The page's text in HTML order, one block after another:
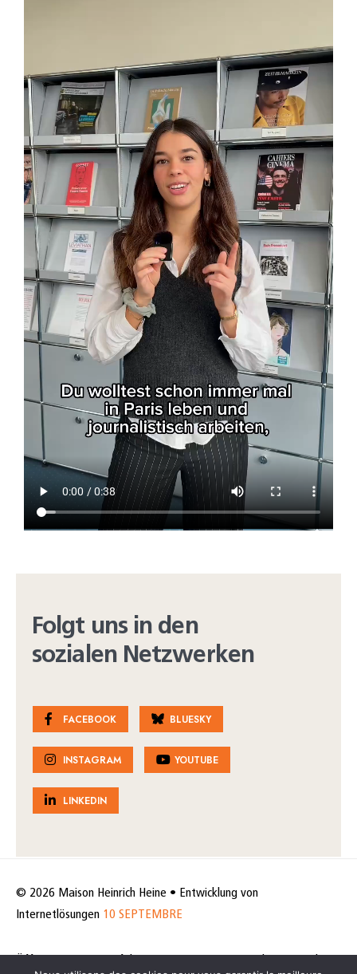
Folgt uns in den
sozialen Netzwerken
FACEBOOK BLUESKY
INSTAGRAM YOUTUBE
LINKEDIN
© 2026 Maison Heinrich Heine • Entwicklung von
Internetlösungen 10 SEPTEMBRE